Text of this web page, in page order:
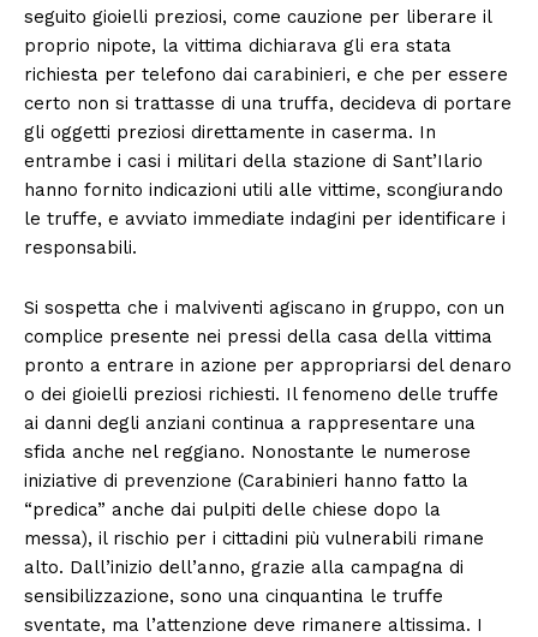
seguito gioielli preziosi, come cauzione per liberare il
proprio nipote, la vittima dichiarava gli era stata
richiesta per telefono dai carabinieri, e che per essere
certo non si trattasse di una truffa, decideva di portare
gli oggetti preziosi direttamente in caserma. In
entrambe i casi i militari della stazione di Sant’Ilario
hanno fornito indicazioni utili alle vittime, scongiurando
le truffe, e avviato immediate indagini per identificare i
responsabili.
Si sospetta che i malviventi agiscano in gruppo, con un
complice presente nei pressi della casa della vittima
pronto a entrare in azione per appropriarsi del denaro
o dei gioielli preziosi richiesti. Il fenomeno delle truffe
ai danni degli anziani continua a rappresentare una
sfida anche nel reggiano. Nonostante le numerose
iniziative di prevenzione (Carabinieri hanno fatto la
“predica” anche dai pulpiti delle chiese dopo la
messa), il rischio per i cittadini più vulnerabili rimane
alto. Dall’inizio dell’anno, grazie alla campagna di
sensibilizzazione, sono una cinquantina le truffe
sventate, ma l’attenzione deve rimanere altissima. I